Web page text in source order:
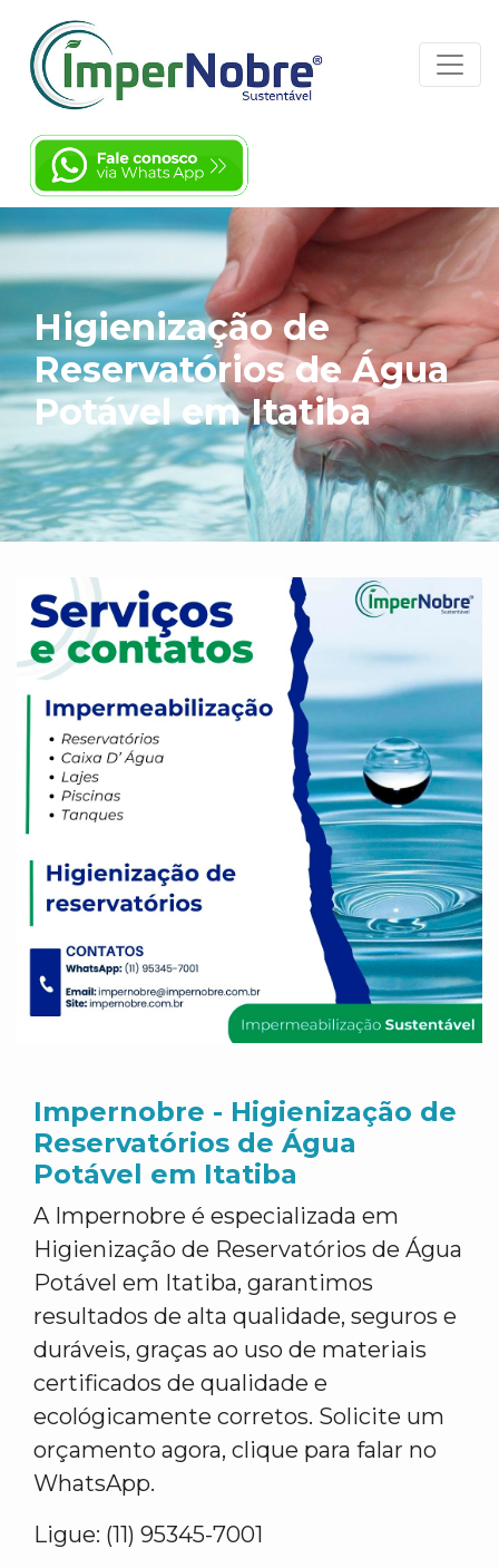
Higienização de
Reservatórios de Água
Potável em Itatiba
Impernobre - Higienização de
Reservatórios de Água
Potável em Itatiba
A Impernobre é especializada em
Higienização de Reservatórios de Água
Potável em Itatiba, garantimos
resultados de alta qualidade, seguros e
duráveis, graças ao uso de materiais
certificados de qualidade e
ecológicamente corretos. Solicite um
orçamento agora, clique para falar no
WhatsApp.
Ligue: (11) 95345-7001